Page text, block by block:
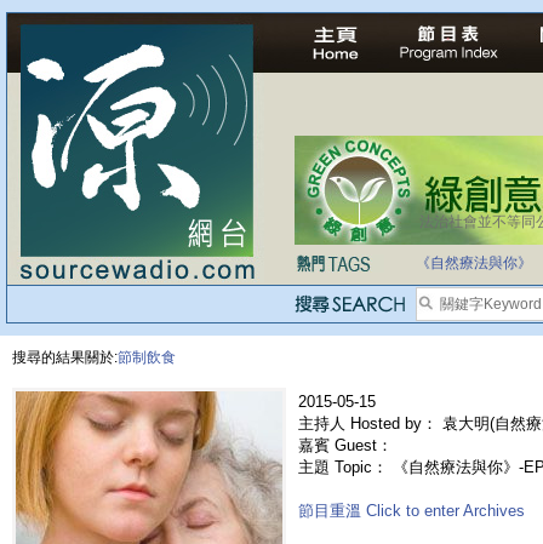
法治社會並不等同
《自然療法與你》
搜尋的結果關於:節制飲食
2015-05-15
主持人 Hosted by： 袁大明(自然
嘉賓 Guest：
主題 Topic： 《自然療法與你》-
節目重溫 Click to enter Archives